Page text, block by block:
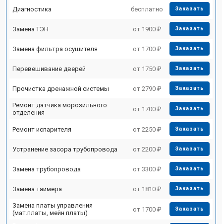
Диагностика бесплатно Заказать
Замена ТЭН от 1900 ₽ Заказать
Замена фильтра осушителя от 1700 ₽ Заказать
Перевешивание дверей от 1750 ₽ Заказать
Прочистка дренажной системы от 2790 ₽ Заказать
Ремонт датчика морозильного
отделения
от 1700 ₽ Заказать
Ремонт испарителя от 2250 ₽ Заказать
Устранение засора трубопровода от 2200 ₽ Заказать
Замена трубопровода от 3300 ₽ Заказать
Замена таймера от 1810 ₽ Заказать
Замена платы управления
(мат.платы, мейн платы)
от 1700 ₽ Заказать